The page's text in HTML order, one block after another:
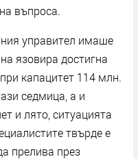
въпроса.
управител имаше
язовира достигна
капацитет 114 млн.
седмица, а и
и лято, ситуацията
твърде е
прелива през